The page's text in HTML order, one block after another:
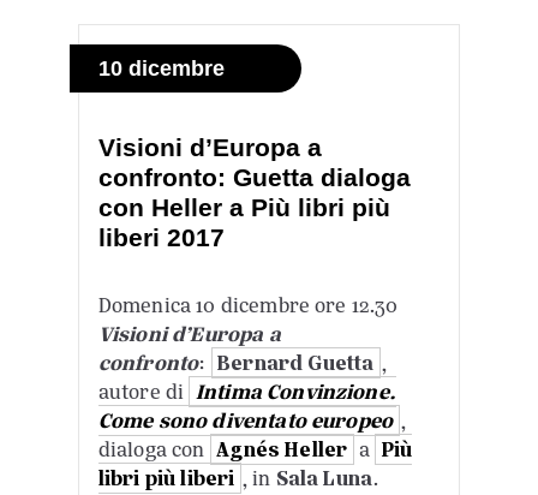
10 dicembre
Visioni d’Europa a
confronto: Guetta dialoga
con Heller a Più libri più
liberi 2017
Domenica 10 dicembre ore 12.30
Visioni d’Europa a
confronto: Bernard Guetta ,
autore di Intima Convinzione.
Come sono diventato europeo ,
dialoga con Agnés Heller a Più
libri più liberi , in Sala Luna.